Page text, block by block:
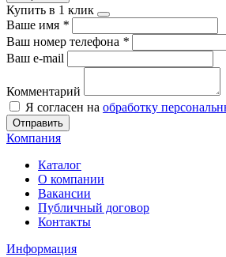
Купить в 1 клик
Ваше имя *
Ваш номер телефона *
Ваш e-mail
Комментарий
Я согласен на обработку
Отправить
Компания
Каталог
О компании
Вакансии
Публичный договор
Контакты
Информация